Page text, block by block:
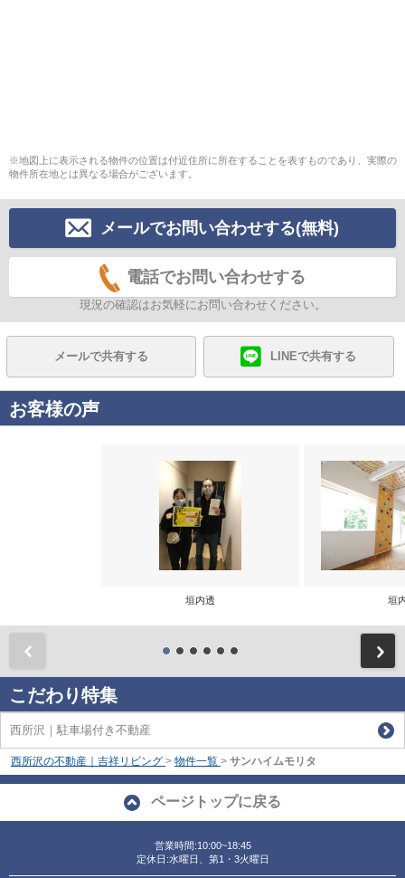
※地図上に表示される物件の位置は付近住所に所在することを表すものであり、実際の
物件所在地とは異なる場合がございます。
メールでお問い合わせする(無料)
電話でお問い合わせする
現況の確認はお気軽にお問い合わせください。
メールで共有する LINEで共有する
お客様の声
垣内透 垣
こだわり特集
西所沢｜駐車場付き不動産
西所沢の不動産｜吉祥リビング > 物件一覧 > サンハイムモリタ
ページトップに戻る
営業時間:10:00~18:45
定休日:水曜日、第1・3火曜日